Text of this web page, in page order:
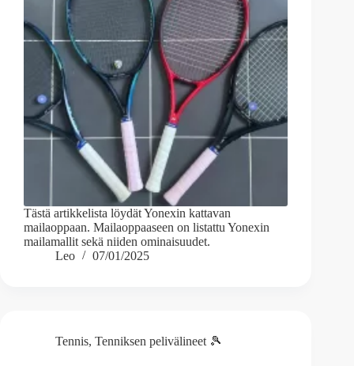
Tästä artikkelista löydät Yonexin kattavan
mailaoppaan. Mailaoppaaseen on listattu Yonexin
mailamallit sekä niiden ominaisuudet.
Leo
07/01/2025
Tennis, Tenniksen pelivälineet 🎾